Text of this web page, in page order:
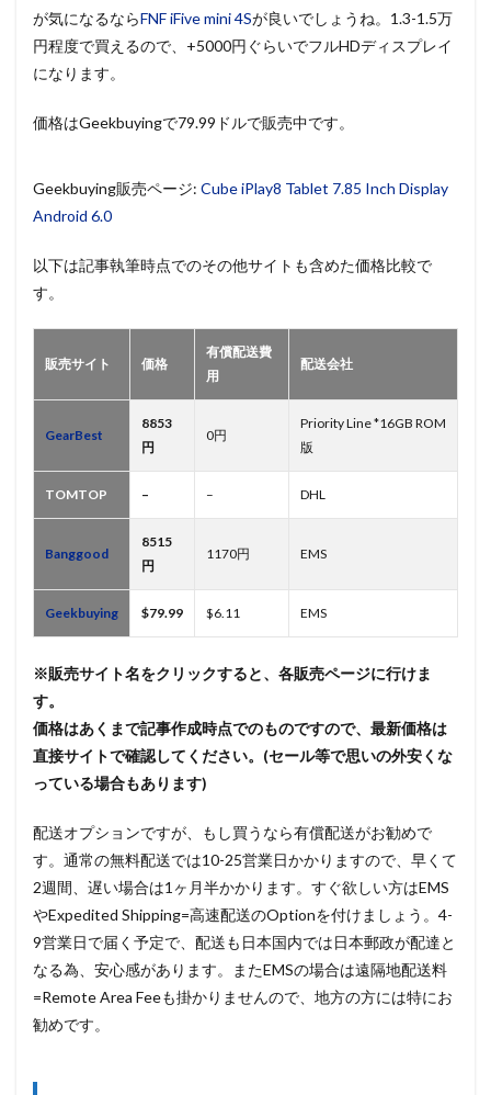
が気になるならFNF iFive mini 4Sが良いでしょうね。1.3-1.5万
円程度で買えるので、+5000円ぐらいでフルHDディスプレイ
になります。
価格はGeekbuyingで79.99ドルで販売中です。
Geekbuying販売ページ: Cube iPlay8 Tablet 7.85 Inch Display
Android 6.0
以下は記事執筆時点でのその他サイトも含めた価格比較で
す。
販売サイト 価格
有償配送費
用
配送会社
GearBest
8853
円
0円
Priority Line *16GB ROM
版
TOMTOP – – DHL
Banggood
8515
円
1170円 EMS
Geekbuying $79.99 $6.11 EMS
※販売サイト名をクリックすると、各販売ページに行けま
す。
価格はあくまで記事作成時点でのものですので、最新価格は
直接サイトで確認してください。(セール等で思いの外安くな
っている場合もあります)
配送オプションですが、もし買うなら有償配送がお勧めで
す。通常の無料配送では10-25営業日かかりますので、早くて
2週間、遅い場合は1ヶ月半かかります。すぐ欲しい方はEMS
やExpedited Shipping=高速配送のOptionを付けましょう。4-
9営業日で届く予定で、配送も日本国内では日本郵政が配達と
なる為、安心感があります。またEMSの場合は遠隔地配送料
=Remote Area Feeも掛かりませんので、地方の方には特にお
勧めです。